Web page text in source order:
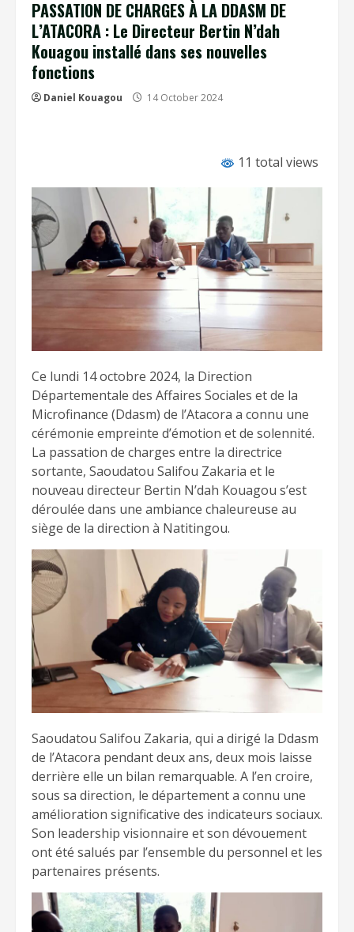
PASSATION DE CHARGES À LA DDASM DE
L’ATACORA : Le Directeur Bertin N’dah
Kouagou installé dans ses nouvelles
fonctions
Daniel Kouagou 14 October 2024
11 total views
Ce lundi 14 octobre 2024, la Direction
Départementale des Affaires Sociales et de la
Microfinance (Ddasm) de l’Atacora a connu une
cérémonie empreinte d’émotion et de solennité.
La passation de charges entre la directrice
sortante, Saoudatou Salifou Zakaria et le
nouveau directeur Bertin N’dah Kouagou s’est
déroulée dans une ambiance chaleureuse au
siège de la direction à Natitingou.
Saoudatou Salifou Zakaria, qui a dirigé la Ddasm
de l’Atacora pendant deux ans, deux mois laisse
derrière elle un bilan remarquable. A l’en croire,
sous sa direction, le département a connu une
amélioration significative des indicateurs sociaux.
Son leadership visionnaire et son dévouement
ont été salués par l’ensemble du personnel et les
partenaires présents.